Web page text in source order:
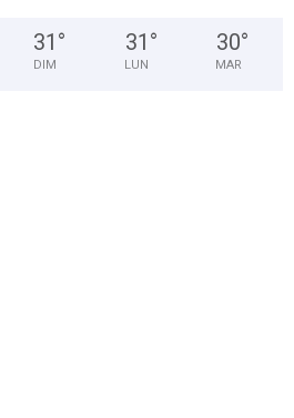
31 °
DIM
31 °
LUN
30°
MAR